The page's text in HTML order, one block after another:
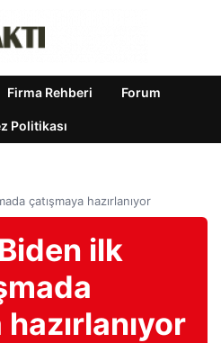
Firma Rehberi Forum
Politikası
çatışmaya hazırlanıyor
ilk